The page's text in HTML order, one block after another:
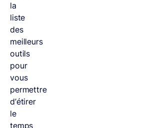
la
liste
des
meilleurs
outils
pour
vous
permettre
d’étirer
le
temps